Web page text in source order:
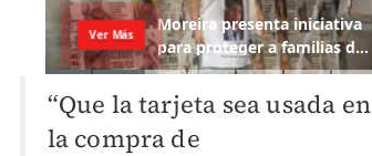
“Que la tarjeta sea usada en
la compra de